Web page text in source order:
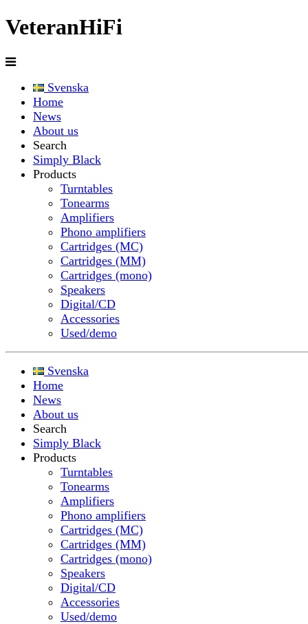
VeteranHiFi
Svenska
Home
News
About us
Search
Simply Black
Products
Turntables
Tonearms
Amplifiers
Phono amplifiers
Cartridges (MC)
Cartridges (MM)
Cartridges (mono)
Speakers
Digital/CD
Accessories
Used/demo
Svenska
Home
News
About us
Search
Simply Black
Products
Turntables
Tonearms
Amplifiers
Phono amplifiers
Cartridges (MC)
Cartridges (MM)
Cartridges (mono)
Speakers
Digital/CD
Accessories
Used/demo